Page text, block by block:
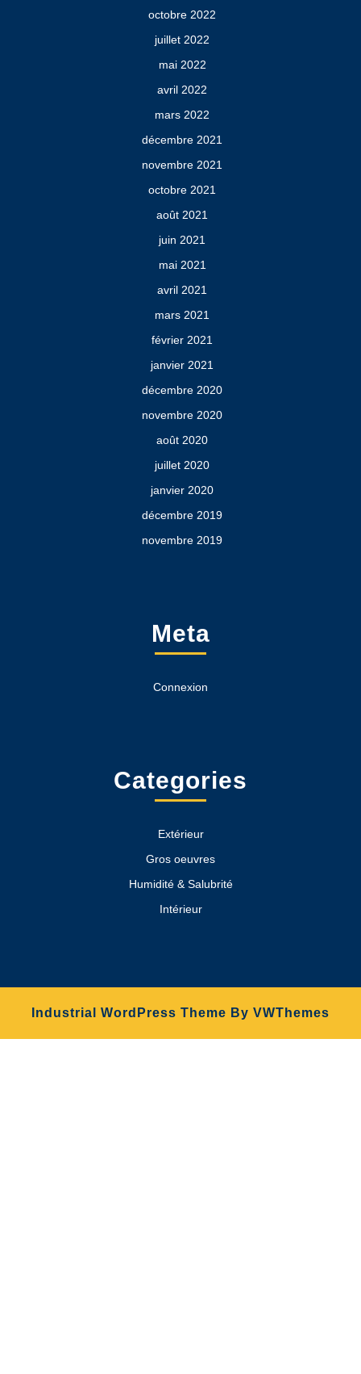
octobre 2022
juillet 2022
mai 2022
avril 2022
mars 2022
décembre 2021
novembre 2021
octobre 2021
août 2021
juin 2021
mai 2021
avril 2021
mars 2021
février 2021
janvier 2021
décembre 2020
novembre 2020
août 2020
juillet 2020
janvier 2020
décembre 2019
novembre 2019
Meta
Connexion
Categories
Extérieur
Gros oeuvres
Humidité & Salubrité
Intérieur
Industrial WordPress Theme By VWThemes